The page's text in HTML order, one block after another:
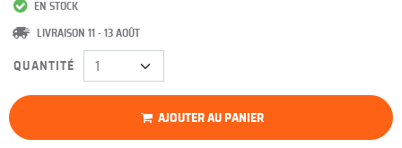
EN STOCK
LIVRAISON 11 - 13 AOÛT
QUANTITÉ
AJOUTER AU PANIER